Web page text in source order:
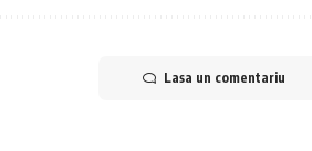
Lasa un comentariu